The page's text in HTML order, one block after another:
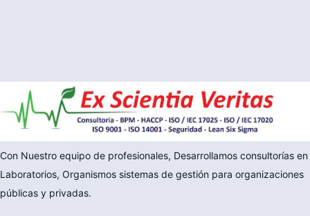
Con Nuestro equipo de profesionales, Desarrollamos consultorías en
Laboratorios, Organismos sistemas de gestión para organizaciones
públicas y privadas.